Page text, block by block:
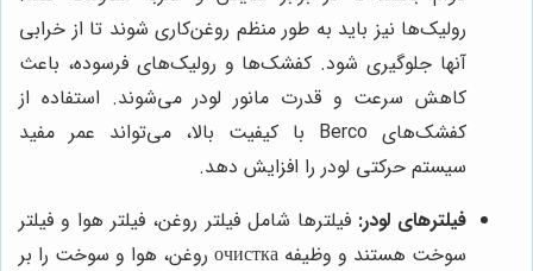
رولیک‌ها نیز باید به طور منظم روغن‌کاری شوند تا از خرابی
آنها جلوگیری شود. کفشک‌ها و رولیک‌های فرسوده، باعث
کاهش سرعت و قدرت مانور لودر می‌شوند. استفاده از
کفشک‌های Berco با کیفیت بالا، می‌تواند عمر مفید
سیستم حرکتی لودر را افزایش دهد.
فیلترهای لودر: فیلترها شامل فیلتر روغن، فیلتر هوا و فیلتر
سوخت هستند و وظیفه очистка روغن، هوا و سوخت را بر